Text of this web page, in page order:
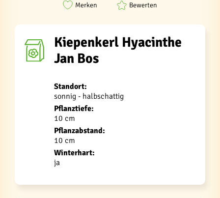
Merken Bewerten
Kiepenkerl Hyacinthe
Jan Bos
Standort:
sonnig - halbschattig
Pflanztiefe:
10 cm
Pflanzabstand:
10 cm
Winterhart:
ja